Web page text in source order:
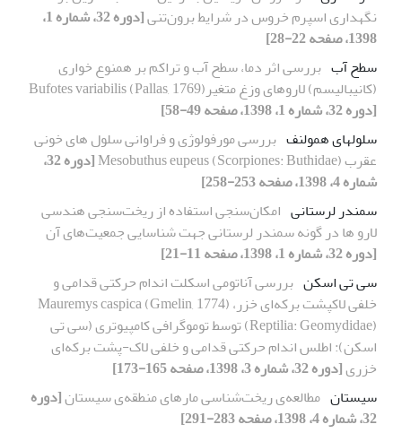
نگهداری اسپرم خروس در شرایط برون‌تنی
[دوره 32، شماره 1،
1398، صفحه 22-28]
سطح آب بررسی اثر دما، سطح آب و تراکم بر همنوع خواری
(کانیبالیسم) لاروهای وزغ متغیر(Pallas, 1769) Bufotes variabilis
[دوره 32، شماره 1، 1398، صفحه 49-58]
سلولهای همولنف بررسی مورفولوژی و فراوانی سلول های خونی
عقرب Mesobuthus eupeus (Scorpiones: Buthidae)
[دوره 32،
شماره 4، 1398، صفحه 253-258]
سمندر لرستانی امکان‌سنجی استفاده از ریخت‌سنجی هندسی
لارو‌ ها در گونه سمندر لرستانی جهت شناسایی جمعیت‌های آن
[دوره 32، شماره 1، 1398، صفحه 11-21]
سی تی اسکن بررسی آناتومی اسکلت اندام حرکتی قدامی و
خلفی لاکپشت برکه‌ای خزر، Mauremys caspica (Gmelin, 1774)
(Reptilia: Geomydidae) توسط توموگرافی کامپیوتری (سی تی
اسکن): اطلس اندام حرکتی قدامی و خلفی لاک-پشت برکه‌ای
خزری[دوره 32، شماره 3، 1398، صفحه 165-173]
سیستان مطالعه‌ی ریخت‌شناسی مارهای منطقه‌ی سیستان[دوره
32، شماره 4، 1398، صفحه 283-291]